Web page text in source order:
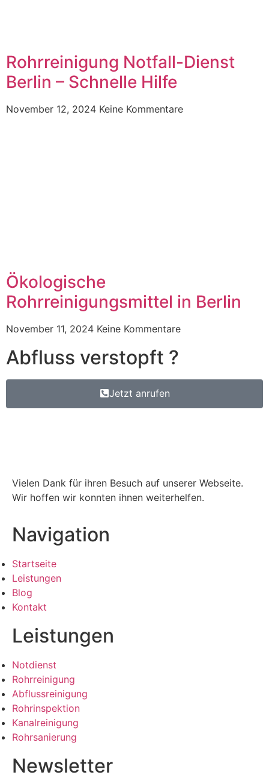
Rohrreinigung Notfall-Dienst
Berlin – Schnelle Hilfe
November 12, 2024 Keine Kommentare
Ökologische
Rohrreinigungsmittel in Berlin
November 11, 2024 Keine Kommentare
Abfluss verstopft ?
Jetzt anrufen
Vielen Dank für ihren Besuch auf unserer Webseite.
Wir hoffen wir konnten ihnen weiterhelfen.
Navigation
Startseite
Leistungen
Blog
Kontakt
Leistungen
Notdienst
Rohrreinigung
Abflussreinigung
Rohrinspektion
Kanalreinigung
Rohrsanierung
Newsletter